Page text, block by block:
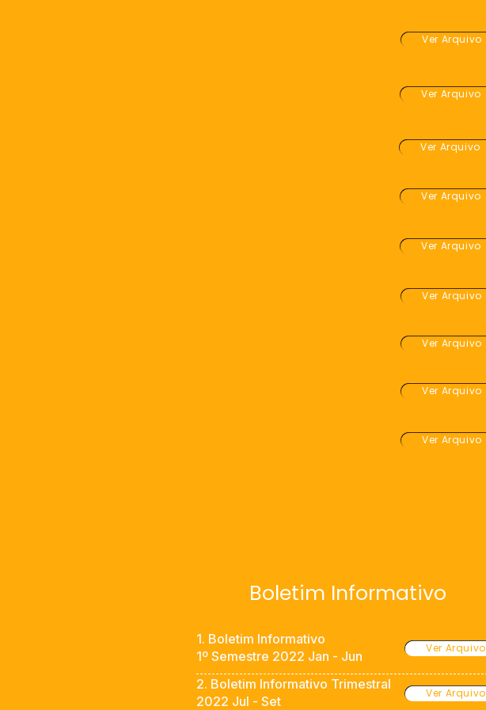
Ver Arquivo
Ver Arquivo
Ver Arquivo
Ver Arquivo
Ver Arquivo
Ver Arquivo
Ver Arquivo
Ver Arquivo
Ver Arquivo
Boletim Informativo
1. Boletim Informativo
1º Semestre 2022 Jan - Jun
Ver Arquivo
Ver Arquivo
2. Boletim Informativo Trimestral
2022 Jul - Set